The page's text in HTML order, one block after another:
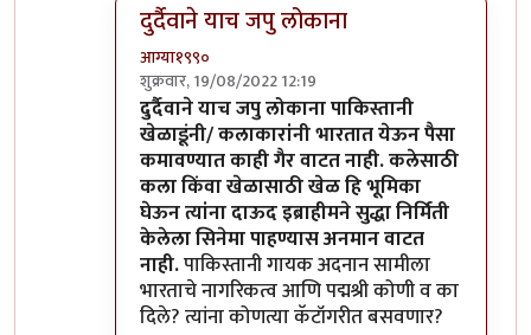
दुर्दैवाने याच जपु लोकाना
आग्या१९९०
शुक्रवार, 19/08/2022 12:19
In reply toअहो राहुल गांधी आणि आमिर खान
दुर्दैवाने याच जपु लोकाना पाकिस्तानी
खेळाडूंनी/ कलाकारांनी भारतात येऊन पैसा
कमावण्यात काही गैर वाटत नाही. कलेसाठी
कला किंवा खेळासाठी खेळ हि भूमिका
घेऊन त्यांना दाऊद इब्राहीमने सुद्धा निर्मिती
केलेला सिनेमा पाहण्यास अनमान वाटत
नाही.पाकिस्तानी गायक अदनान सामीला
भारताचे नागरिकत्व आणि पद्मश्री कोणी व का
दिले? त्यांना कोणत्या कॅटॉगरीत बसवणार?